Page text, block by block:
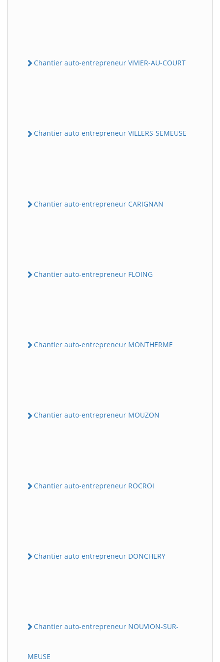
Chantier auto-entrepreneur VIVIER-AU-COURT
Chantier auto-entrepreneur VILLERS-SEMEUSE
Chantier auto-entrepreneur CARIGNAN
Chantier auto-entrepreneur FLOING
Chantier auto-entrepreneur MONTHERME
Chantier auto-entrepreneur MOUZON
Chantier auto-entrepreneur ROCROI
Chantier auto-entrepreneur DONCHERY
Chantier auto-entrepreneur NOUVION-SUR-
MEUSE